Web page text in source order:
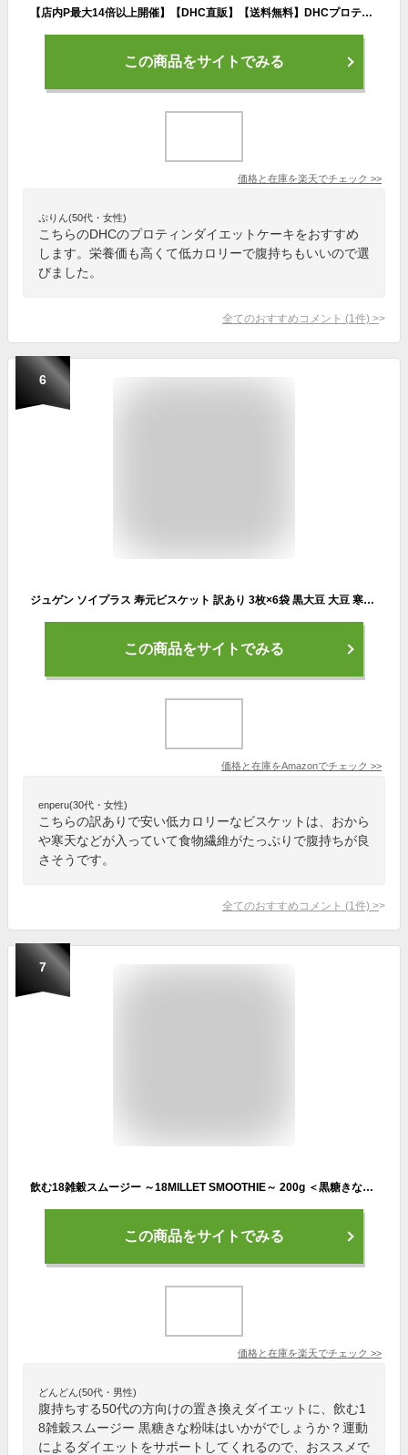
【店内P最大14倍以上開催】【DHC直販】【送料無料】DHCプロティンダイエット ケーキ チョコセレクション 15袋入 置き換えダイエット プロテインダイエット ダイエット サポート | DHC プロテイン プロティン おやつ 一食 お菓子 間食 朝食 低カロリー 置き換え 腹持ち 手軽
この商品をサイトでみる
価格と在庫を楽天でチェック >>
ぷりん(50代・女性)
こちらのDHCのプロティンダイエットケーキをおすすめ
します。栄養価も高くて低カロリーで腹持ちもいいので選
びました。
全てのおすすめコメント (1 件) >
6
ジュゲン ソイプラス 寿元ビスケット 訳あり 3枚×6袋 黒大豆 大豆 寒天 おから ひじき 白ゴマなどをバランスよくミックス 優しい甘み 健康志向ビスケット
この商品をサイトでみる
価格と在庫をAmazonでチェック >>
enperu(30代・女性)
こちらの訳ありで安い低カロリーなビスケットは、おから
や寒天などが入っていて食物繊維がたっぷりで腹持ちが良
さそうです。
全てのおすすめコメント (1 件) >
7
飲む18雑穀スムージー ～18MILLET SMOOTHIE～ 200g ＜黒糖きな粉味＞（ スムージー ダイエット 置き換え 国産 雑穀 乳酸菌 きなこ 雑穀スムージー スーパーフード 置換えダイエット ダイエット食品 美味しい 朝食 腹持ち 満腹感 美容 健康 粉末 ）
この商品をサイトでみる
価格と在庫を楽天でチェック >>
どんどん(50代・男性)
腹持ちする50代の方向けの置き換えダイエットに、飲む1
8雑穀スムージー 黒糖きな粉味はいかがでしょうか？運動
によるダイエットをサポートしてくれるので、おススメで